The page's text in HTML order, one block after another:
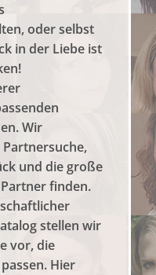
oder selbst
in der Liebe ist
Wir
und die große
finden.
stellen wir
vor, die
Hier